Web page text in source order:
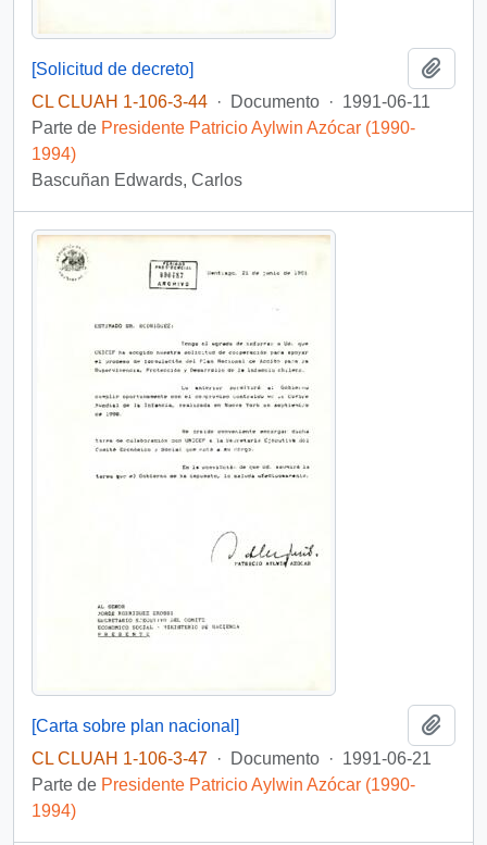
[Solicitud de decreto]
CL CLUAH 1-106-3-44 · Documento · 1991-06-11
Parte de Presidente Patricio Aylwin Azócar (1990-
1994)
Bascuñan Edwards, Carlos
[Carta sobre plan nacional]
CL CLUAH 1-106-3-47 · Documento · 1991-06-21
Parte de Presidente Patricio Aylwin Azócar (1990-
1994)